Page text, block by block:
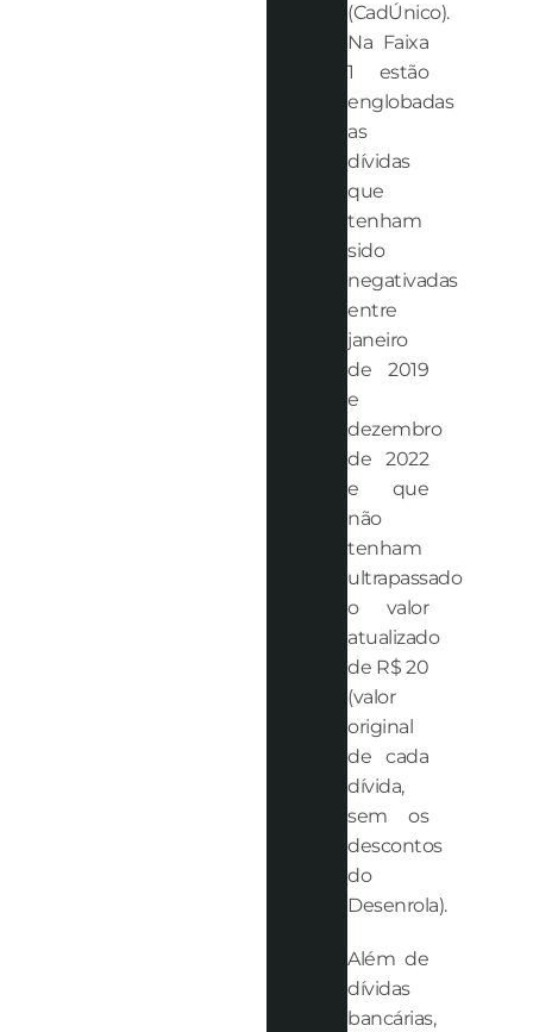
(CadÚnico).
Na Faixa
1 estão
englobadas
as
dívidas
que
tenham
sido
negativadas
entre
janeiro
de 2019
e
dezembro
de 2022
e que
não
tenham
ultrapassado
o valor
atualizado
de R$ 20
(valor
original
de cada
dívida,
sem os
descontos
do
Desenrola).
Além de
dívidas
bancárias,